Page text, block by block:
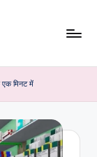
एक मिनट में